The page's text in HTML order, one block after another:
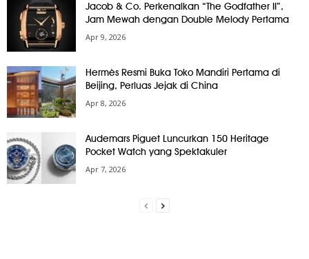
Jacob & Co. Perkenalkan “The Godfather II”,
Jam Mewah dengan Double Melody Pertama
Apr 9, 2026
Hermès Resmi Buka Toko Mandiri Pertama di
Beijing, Perluas Jejak di China
Apr 8, 2026
Audemars Piguet Luncurkan 150 Heritage
Pocket Watch yang Spektakuler
Apr 7, 2026